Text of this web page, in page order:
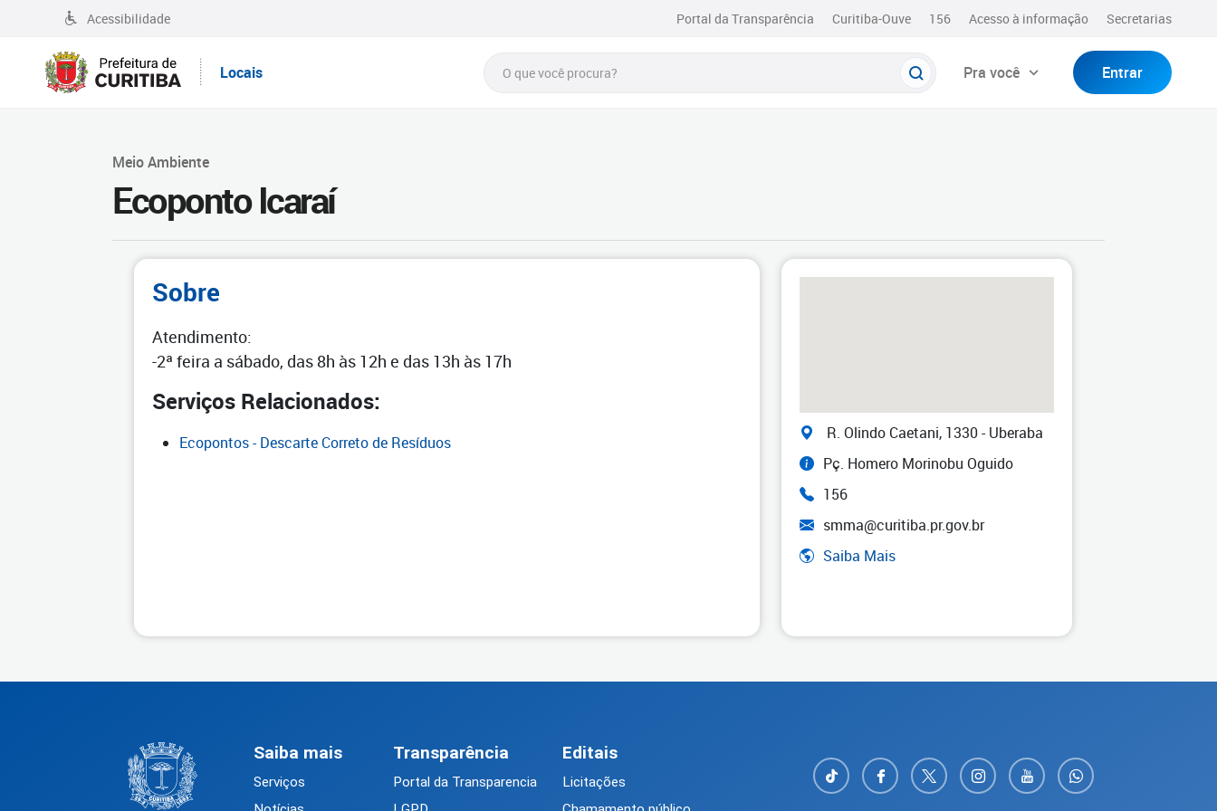
Acessibilidade Portal da Transparência Curitiba-Ouve 156 Acesso à informação Secretarias
Locais Pra você Entrar
Meio Ambiente
Ecoponto Icaraí
Sobre
Atendimento:
-2ª feira a sábado, das 8h às 12h e das 13h às 17h
Serviços Relacionados:
Ecopontos - Descarte Correto de Resíduos
R. Olindo Caetani, 1330 - Uberaba
Pç. Homero Morinobu Oguido
156
smma@curitiba.pr.gov.br
Saiba Mais
Saiba mais
Serviços
Transparência
Portal da Transparencia
Editais
Licitações